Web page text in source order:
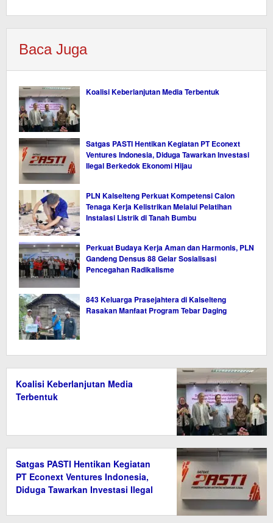
Baca Juga
Koalisi Keberlanjutan Media Terbentuk
Satgas PASTI Hentikan Kegiatan PT Econext
Ventures Indonesia, Diduga Tawarkan Investasi
Ilegal Berkedok Ekonomi Hijau
PLN Kalselteng Perkuat Kompetensi Calon
Tenaga Kerja Kelistrikan Melalui Pelatihan
Instalasi Listrik di Tanah Bumbu
Perkuat Budaya Kerja Aman dan Harmonis, PLN
Gandeng Densus 88 Gelar Sosialisasi
Pencegahan Radikalisme
843 Keluarga Prasejahtera di Kalselteng
Rasakan Manfaat Program Tebar Daging
Koalisi Keberlanjutan Media
Terbentuk
Satgas PASTI Hentikan Kegiatan
PT Econext Ventures Indonesia,
Diduga Tawarkan Investasi Ilegal